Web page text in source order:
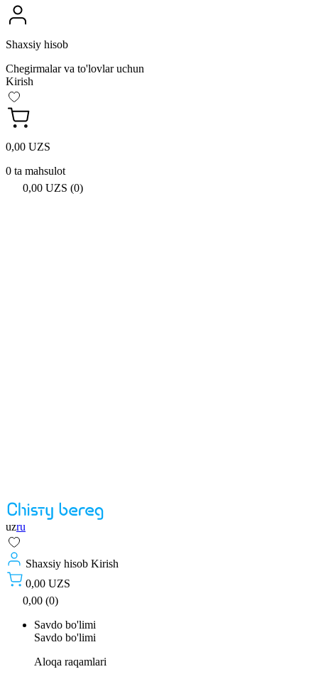
Shaxsiy hisob
Chegirmalar va to'lovlar uchun
Kirish
0,00 UZS
0 ta mahsulot
0,00 UZS (0)
uzru
Shaxsiy hisob Kirish
0,00 UZS
0,00 (0)
Savdo bo'limi
Savdo bo'limi
Aloqa raqamlari